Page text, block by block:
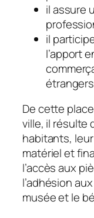
il assure
il
l’apport
De cette
ville, il résulte
habitants,
matériel et
l’accès aux
l’adhésion
musée et le